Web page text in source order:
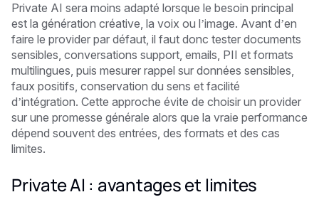
Private AI sera moins adapté lorsque le besoin principal
est la génération créative, la voix ou l’image. Avant d’en
faire le provider par défaut, il faut donc tester documents
sensibles, conversations support, emails, PII et formats
multilingues, puis mesurer rappel sur données sensibles,
faux positifs, conservation du sens et facilité
d’intégration. Cette approche évite de choisir un provider
sur une promesse générale alors que la vraie performance
dépend souvent des entrées, des formats et des cas
limites.
Private AI : avantages et limites